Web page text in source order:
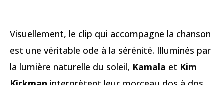
Visuellement, le clip qui accompagne la chanson
est une véritable ode à la sérénité. Illuminés par
la lumière naturelle du soleil, Kamala et Kim